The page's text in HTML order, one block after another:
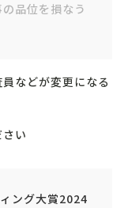
品位を損なう
などが変更になる
い
ング大賞2024